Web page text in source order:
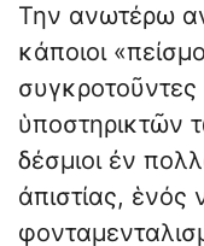
Την ανωτέρω
κάποιοι
ὑποστηρικτῶν
δέσμιοι ἐν
ἀπιστίας, ἑνός